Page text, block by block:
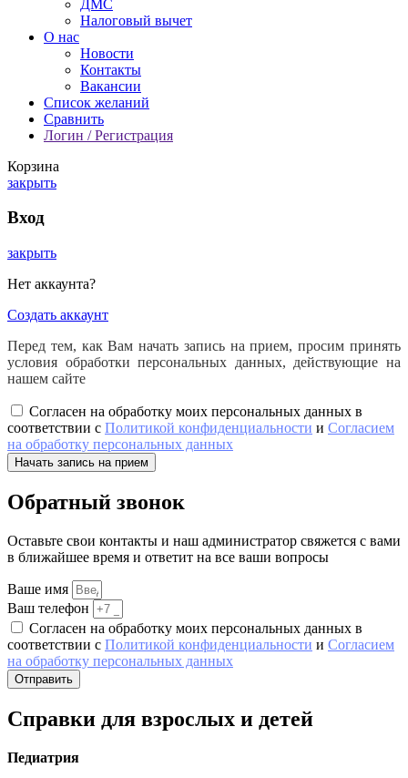
ДМС
Налоговый вычет
О нас
Новости
Контакты
Вакансии
Список желаний
Сравнить
Логин / Регистрация
Корзина
закрыть
Вход
закрыть
Нет аккаунта?
Создать аккаунт
Перед тем, как Вам начать запись на прием, просим принять
условия обработки персональных данных, действующие на
нашем сайте
Согласен на обработку моих персональных данных в
соответствии с Политикой конфиденциальности и Согласием
на обработку персональных данных
Начать запись на прием
Обратный звонок
Оставьте свои контакты и наш администратор свяжется с вами
в ближайшее время и ответит на все ваши вопросы
Ваше имя
Ваш телефон
Согласен на обработку моих персональных данных в
соответствии с Политикой конфиденциальности и Согласием
на обработку персональных данных
Отправить
Справки для взрослых и детей
Педиатрия